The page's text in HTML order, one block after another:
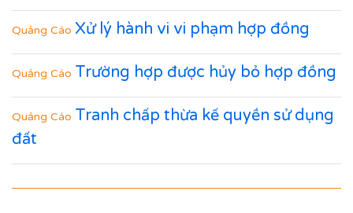
Quảng Cáo Xử lý hành vi vi phạm hợp đồng
Quảng Cáo Trường hợp được hủy bỏ hợp đồng
Quảng Cáo Tranh chấp thừa kế quyền sử dụng
đất